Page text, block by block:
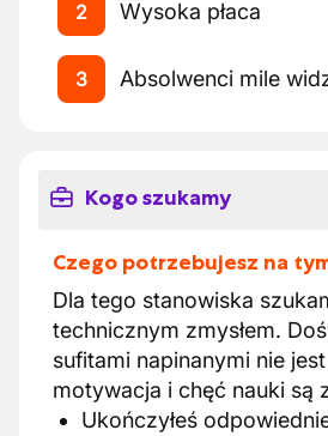
2 Wysoka płaca
3 Absolwenci mile
Kogo szukamy
Czego potrzebujesz na
Dla tego stanowiska
technicznym zmysłem.
sufitami napinanymi nie
motywacja i chęć nauki są
Ukończyłeś